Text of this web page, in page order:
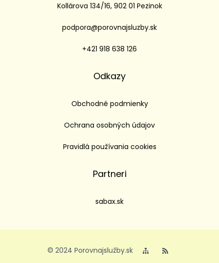
Kollárova 134/16, 902 01 Pezinok
podpora@porovnajsluzby.sk
+421 918 638 126
Odkazy
Obchodné podmienky
Ochrana osobných údajov
Pravidlá používania cookies
Partneri
sabax.sk
© 2024 Porovnajslužby.sk